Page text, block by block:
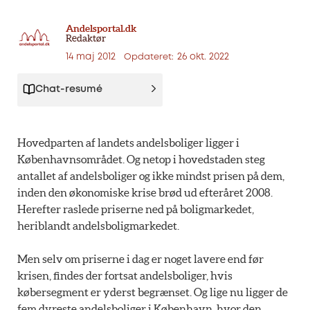
Andelsportal.dk
Redaktør
14 maj 2012 Opdateret: 26 okt. 2022
Chat-resumé
Hovedparten af landets andelsboliger ligger i
Københavnsområdet. Og netop i hovedstaden steg
antallet af andelsboliger og ikke mindst prisen på dem,
inden den økonomiske krise brød ud efteråret 2008.
Herefter raslede priserne ned på boligmarkedet,
heriblandt andelsboligmarkedet.
Men selv om priserne i dag er noget lavere end før
krisen, findes der fortsat andelsboliger, hvis
købersegment er yderst begrænset. Og lige nu ligger de